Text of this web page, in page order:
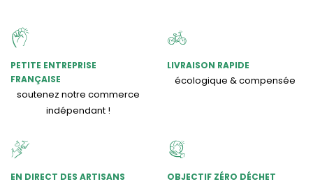
PETITE ENTREPRISE
FRANÇAISE
soutenez notre commerce
indépendant !
LIVRAISON RAPIDE
écologique & compensée
EN DIRECT DES ARTISANS OBJECTIF ZÉRO DÉCHET